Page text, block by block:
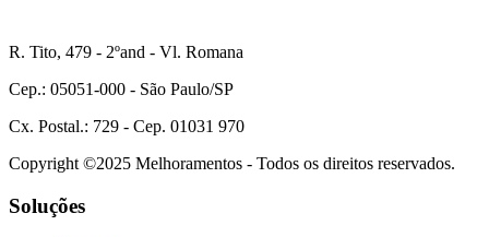
R. Tito, 479 - 2ºand - Vl. Romana
Cep.: 05051-000 - São Paulo/SP
Cx. Postal.: 729 - Cep. 01031 970
Copyright ©2025 Melhoramentos - Todos os direitos reservados.
Soluções